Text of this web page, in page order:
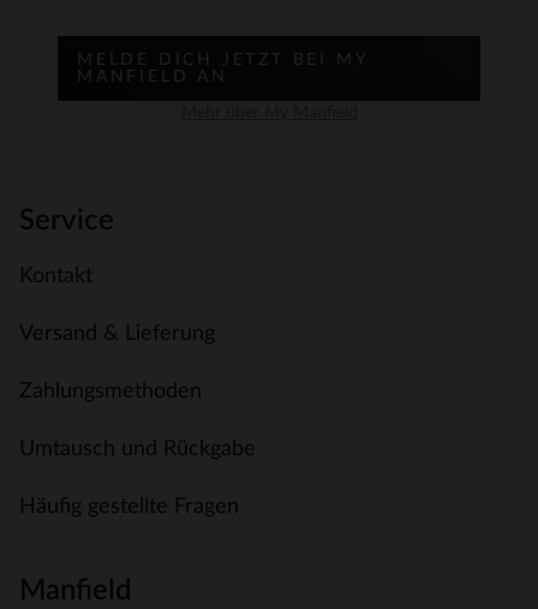
MELDE DICH JETZT BEI MY
MANFIELD AN
Service
Kontakt
Versand & Lieferung
Zahlungsmethoden
Umtausch und Rückgabe
Häufig gestellte Fragen
Manfield